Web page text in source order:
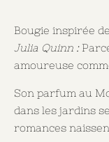
Bougie inspirée
Julia Quinn :
amoureuse
Son parfum au
dans les jardins
romances